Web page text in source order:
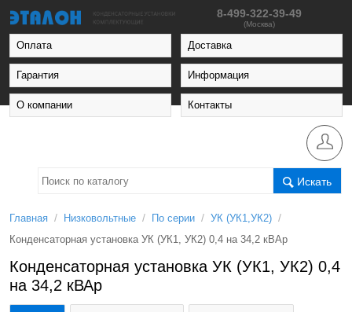
8-499-322-39-49
(Москва)
Оплата Доставка
Гарантия Информация
О компании Контакты
Искать
Главная / Низковольтные / По серии / УК (УК1,УК2) /
Конденсаторная установка УК (УК1, УК2) 0,4 на 34,2 кВАр
Конденсаторная установка УК (УК1, УК2) 0,4
на 34,2 кВАр